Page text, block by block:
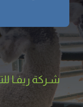
شـركة ریفـا